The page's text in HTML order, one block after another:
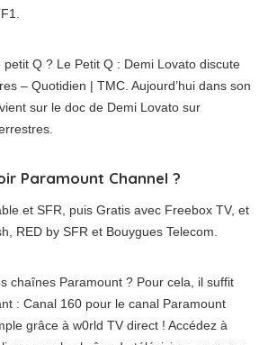
Q ? Le Petit Q : Demi Lovato discute
– Quotidien | TMC. Aujourd’hui dans son
sur le doc de Demi Lovato sur
Paramount Channel ?
et SFR, puis Gratis avec Freebox TV, et
RED by SFR et Bouygues Telecom.
chaînes Paramount ? Pour cela, il suffit
: Canal 160 pour le canal Paramount
grâce à w0rld TV direct ! Accédez à